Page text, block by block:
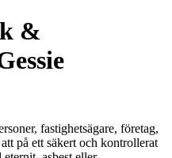
&
fastighetsägare, företag,
på ett säkert och kontrollerat